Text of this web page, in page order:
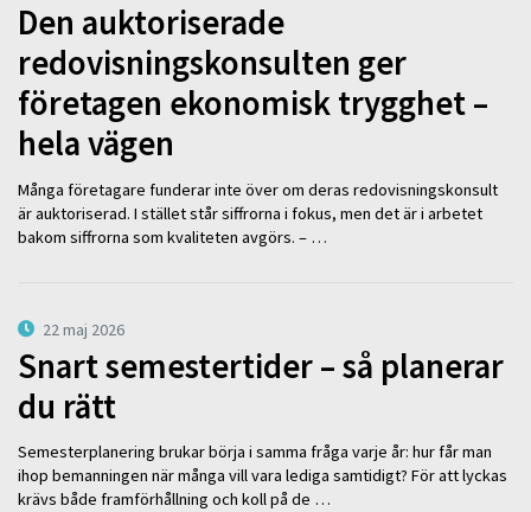
Den auktoriserade
redovisningskonsulten ger
företagen ekonomisk trygghet –
hela vägen
Många företagare funderar inte över om deras redovisningskonsult
är auktoriserad. I stället står siffrorna i fokus, men det är i arbetet
bakom siffrorna som kvaliteten avgörs. – …
22 maj 2026
Snart semestertider – så planerar
du rätt
Semesterplanering brukar börja i samma fråga varje år: hur får man
ihop bemanningen när många vill vara lediga samtidigt? För att lyckas
krävs både framförhållning och koll på de …